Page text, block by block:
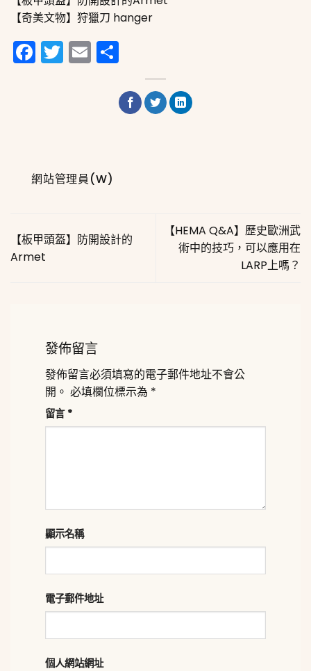
【奇美文物】狩獵刀 hanger
Facebook
Twitter
Email
網站管理員(W)
【板甲頭盔】防開設計的
Armet
【HEMA Q&A】歷史歐洲武
術中的技巧，可以應用在
LARP上嗎？
發佈留言
發佈留言必須填寫的電子郵件地址不會公
開。 必填欄位標示為 *
留言 *
顯示名稱
電子郵件地址
個人網站網址